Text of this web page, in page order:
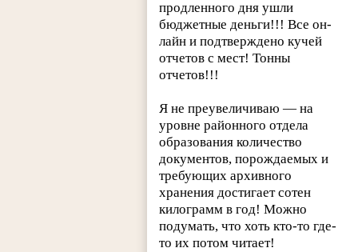
продленного дня ушли
бюджетные деньги!!! Все он-
лайн и подтверждено кучей
отчетов с мест! Тонны
отчетов!!!
Я не преувеличиваю — на
уровне районного отдела
образования количество
документов, порождаемых и
требующих архивного
хранения достигает сотен
килограмм в год! Можно
подумать, что хоть кто-то где-
то их потом читает!